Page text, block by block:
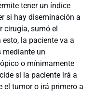
tener un índice
si hay diseminación a
cirugía, sumó el
la paciente va a
mediante un
o mínimamente
si la paciente irá a
el tumor o irá primero a